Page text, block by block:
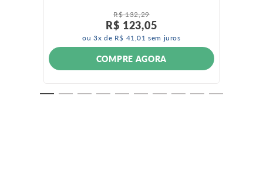
R$ 132,29
R$ 123,05
ou3x de R$ 41,01 sem juros
COMPRE AGORA